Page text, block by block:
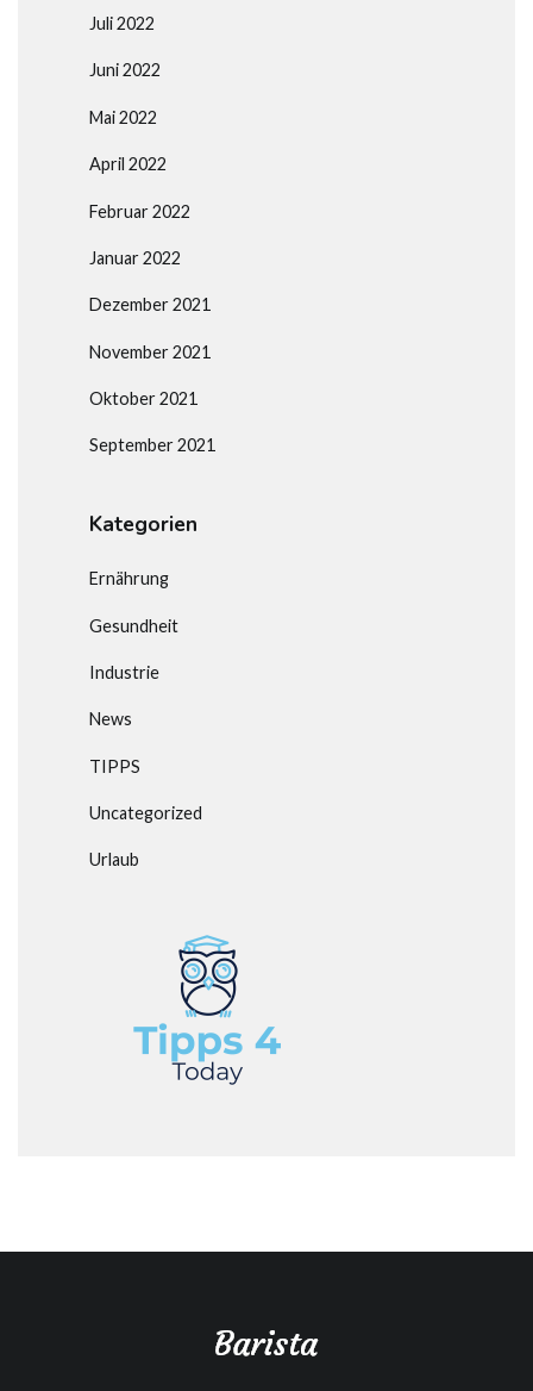
Juli 2022
Juni 2022
Mai 2022
April 2022
Februar 2022
Januar 2022
Dezember 2021
November 2021
Oktober 2021
September 2021
Kategorien
Ernährung
Gesundheit
Industrie
News
TIPPS
Uncategorized
Urlaub